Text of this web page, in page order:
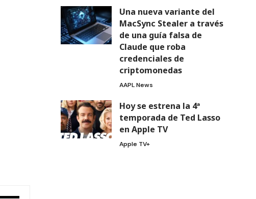
Una nueva variante del
MacSync Stealer a través
de una guía falsa de
Claude que roba
credenciales de
criptomonedas
AAPL News
Hoy se estrena la 4ª
temporada de Ted Lasso
en Apple TV
Apple TV+